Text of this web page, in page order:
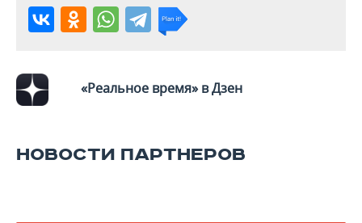
«Реальное время» в Дзен
НОВОСТИ ПАРТНЕРОВ